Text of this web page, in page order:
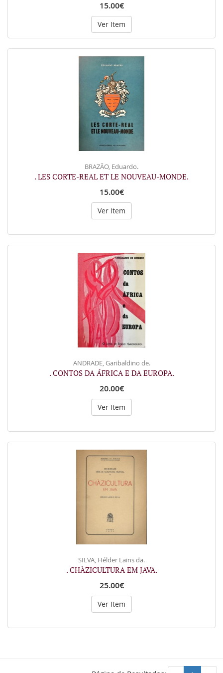
15.00€
Ver Item
BRAZÃO, Eduardo.
. LES CORTE-REAL ET LE NOUVEAU-MONDE.
15.00€
Ver Item
ANDRADE, Garibaldino de.
. CONTOS DA ÁFRICA E DA EUROPA.
20.00€
Ver Item
SILVA, Hélder Lains da.
. CHÀZICULTURA EM JAVA.
25.00€
Ver Item